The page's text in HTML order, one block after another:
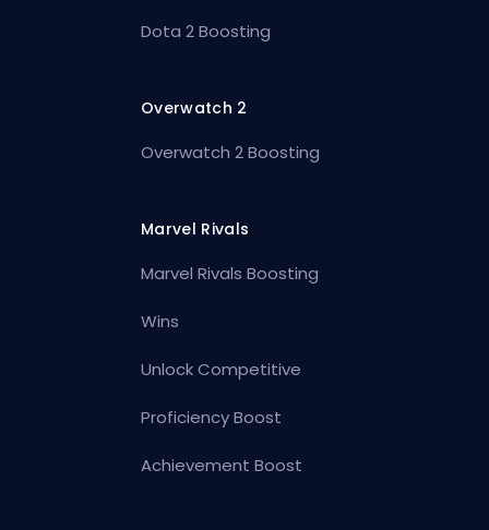
Dota 2 Boosting
Overwatch 2
Overwatch 2 Boosting
Marvel Rivals
Marvel Rivals Boosting
Wins
Unlock Competitive
Proficiency Boost
Achievement Boost